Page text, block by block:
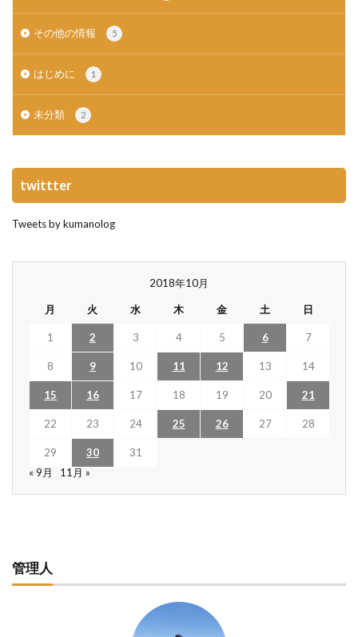
その他の情報 5
はじめに 1
未分類 2
twittter
Tweets by kumanolog
2018年10月
月 火 水 木 金 土 日
1 2 3 4 5 6 7
8 9 10 11 12 13 14
15 16 17 18 19 20 21
22 23 24 25 26 27 28
29 30
31
« 9月
11月 »
管理人